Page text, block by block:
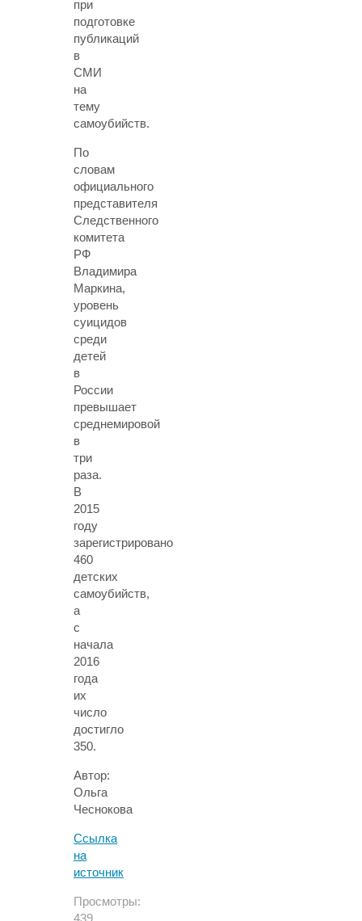
при
подготовке
публикаций
в
СМИ
на
тему
самоубийств.
По
словам
официального
представителя
Следственного
комитета
РФ
Владимира
Маркина,
уровень
суицидов
среди
детей
в
России
превышает
среднемировой
в
три
раза.
В
2015
году
зарегистрировано
460
детских
самоубийств,
а
с
начала
2016
года
их
число
достигло
350.
Автор:
Ольга
Чеснокова
Ссылка
на
источник
Просмотры: